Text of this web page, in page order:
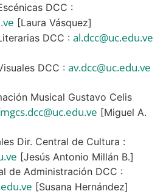
DCC :
[Laura Vásquez]
DCC : al.dcc@uc.edu.ve
DCC : av.dcc@uc.edu.ve
Musical Gustavo Celis
[Miguel A.
Dir. Central de Cultura :
[Jesús Antonio Millán B.]
de Administración DCC :
[Susana Hernández]